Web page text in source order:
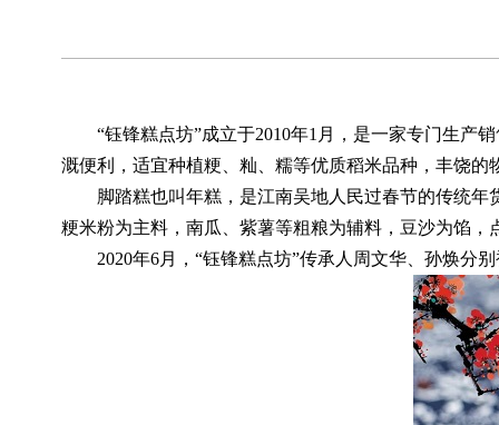
“钰锋糕点坊”成立于2010年1月，是一家专门生产
溉便利，适宜种植粳、籼、糯等优质稻米品种，丰饶
脚踏糕也叫年糕，是江南吴地人民过春节的传统
粳米粉为主料，南瓜、紫薯等粗粮为辅料，豆沙为馅
2020年6月，“钰锋糕点坊”传承人周文华、孙焕分